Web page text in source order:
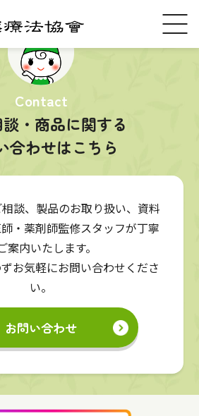
Contact
・商品に関する
合わせはこちら
談、製品のお取り扱い、資料
・薬剤師監修スタッフが丁寧
案内いたします。
お気軽にお問い合わせくださ
い。
お問い合わせ